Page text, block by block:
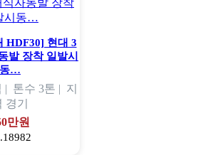
HDF30] 현대 3
발 장착 일발시
동…
| 톤수 3톤 | 지
경기
만원